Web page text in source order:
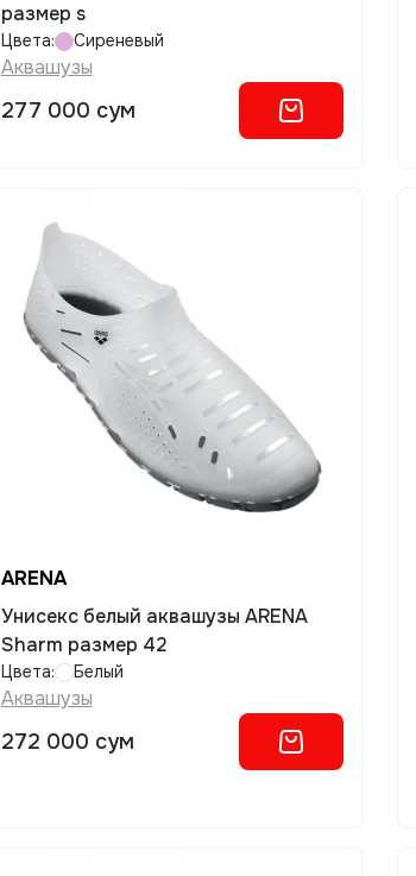
размер s
Цвета: Сиреневый
Аквашузы
277 000 сум
ARENA
Унисекс белый аквашузы ARENA
Sharm размер 42
Цвета: Белый
Аквашузы
272 000 сум